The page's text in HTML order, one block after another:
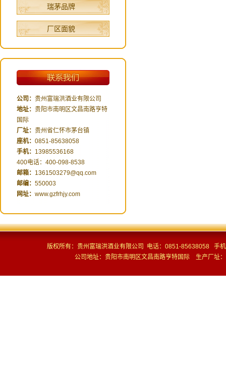
瑞茅品牌
厂区面貌
公司： 贵州富瑞洪酒业有限公司
地址： 贵阳市南明区文昌南路亨特
国际
厂址： 贵州省仁怀市茅台镇
座机： 0851-85638058
手机： 13985536168
400电话：400-098-8538
邮箱： 1361503279@qq.com
邮编： 550003
网址： www.gzfrhjy.com
版权所有：贵州富瑞洪酒业有限公司 电话：0851-85638058
公司地址：贵阳市南明区文昌南路亨特国际 生产厂址